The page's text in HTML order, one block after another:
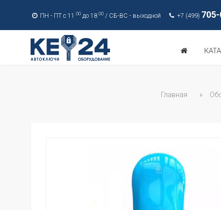
ПН - ПТ с 1100 до 1800 / СБ-ВС - выходной +7 (499)
Главная »